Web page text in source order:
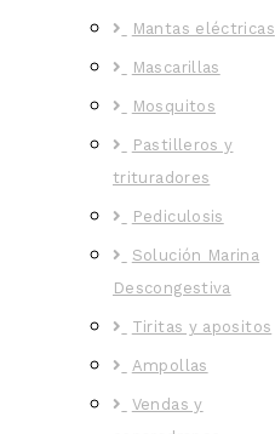
Mantas eléctricas
Mascarillas
Mosquitos
Pastilleros y
trituradores
Pediculosis
Solución Marina
Descongestiva
Tiritas y apositos
Ampollas
Vendas y